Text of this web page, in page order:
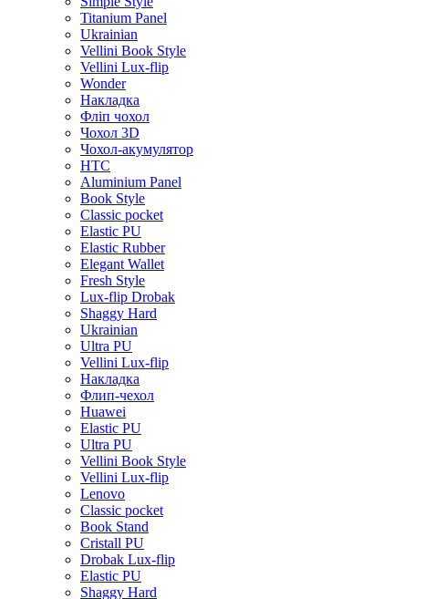
Titanium Panel
Ukrainian
Vellini Book Style
Vellini Lux-flip
Wonder
Накладка
Фліп чохол
Чохол 3D
Чохол-акумулятор
HTC
Aluminium Panel
Book Style
Classic pocket
Elastic PU
Elastic Rubber
Elegant Wallet
Fresh Style
Lux-flip Drobak
Shaggy Hard
Ukrainian
Ultra PU
Vellini Lux-flip
Накладка
Флип-чехол
Huawei
Elastic PU
Ultra PU
Vellini Book Style
Vellini Lux-flip
Lenovo
Classic pocket
Book Stand
Cristall PU
Drobak Lux-flip
Elastic PU
Shaggy Hard